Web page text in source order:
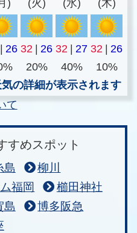
)
(火)
(水)
(木)
| 26 32 | 26 32 | 27 32 | 26
20% 40%
10%
の詳細が表示されます
て
すめスポット
島
柳川
福岡
櫛田神社
島
博多阪急